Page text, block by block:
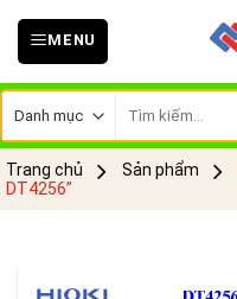
Skip
MENU
kiếm:
Trang chủ Sản phẩm
DT4256”